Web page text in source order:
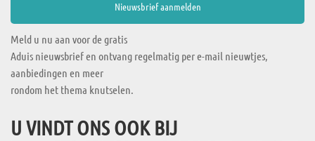
Meld u nu aan voor de gratis
Aduis nieuwsbrief en ontvang regelmatig per e-mail nieuwtjes,
aanbiedingen en meer
rondom het thema knutselen.
U VINDT ONS OOK BIJ